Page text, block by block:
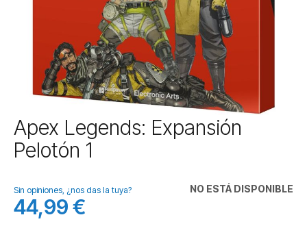
Saltar
al
comienzo
galería
de
imágenes
Apex Legends: Expansión
Pelotón 1
NO ESTÁ DISPONIBLE
Sin opiniones, ¿nos das la tuya?
44,99 €